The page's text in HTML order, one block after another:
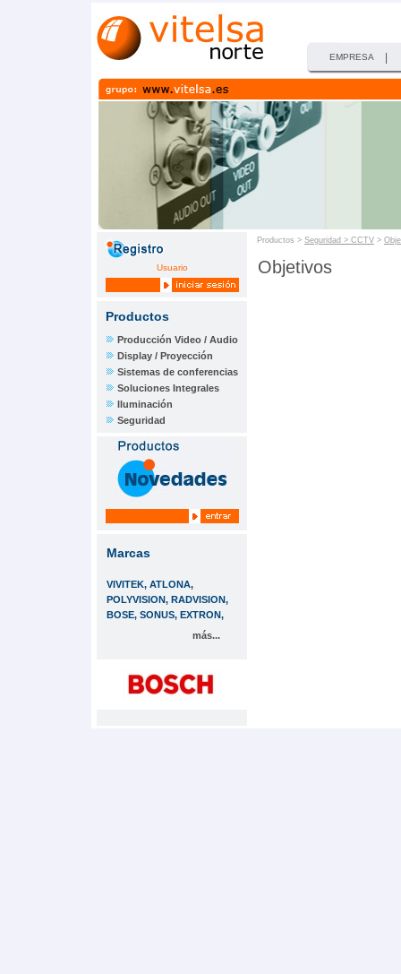
EMPRESA
Usuario
Productos
Producción Video / Audio
Display / Proyección
Sistemas de conferencias
Soluciones Integrales
Iluminación
Seguridad
Marcas
VIVITEK, ATLONA,
POLYVISION, RADVISION,
BOSE, SONUS, EXTRON,
más...
Productos > Seguridad > CCTV >
Objetivos